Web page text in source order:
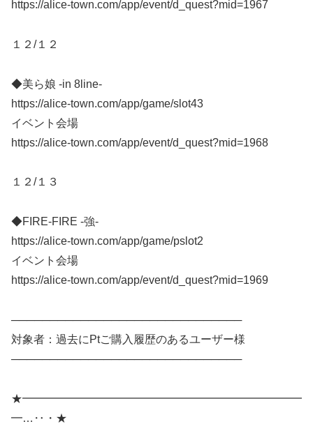
https://alice-town.com/app/event/d_quest?mid=1967
１２/１２
◆美ら娘 -in 8line-
https://alice-town.com/app/game/slot43
イベント会場
https://alice-town.com/app/event/d_quest?mid=1968
１２/１３
◆FIRE-FIRE -強-
https://alice-town.com/app/game/pslot2
イベント会場
https://alice-town.com/app/event/d_quest?mid=1969
──────────────────────────────
対象者：過去にPtご購入履歴のあるユーザー様
──────────────────────────────
★━━━━━━━━━━━━━━━━━━━━━━━━━
━…‥・★